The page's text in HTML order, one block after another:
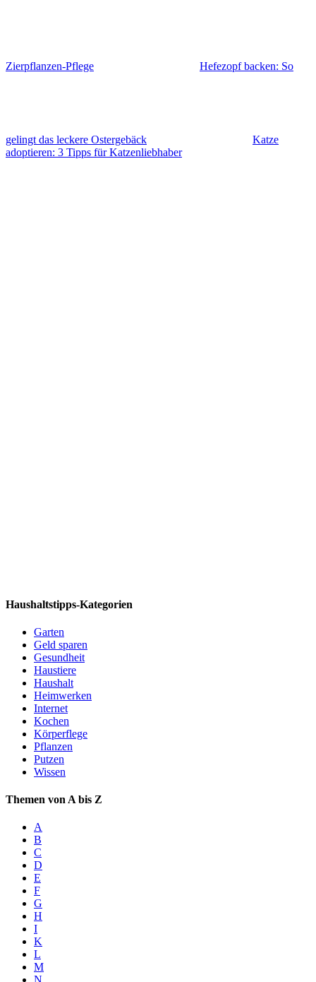
Zierpflanzen-Pflege Hefezopf backen: So
gelingt das leckere Ostergebäck
Katze
adoptieren: 3 Tipps für Katzenliebhaber
Haushaltstipps-Kategorien
Garten
Geld sparen
Gesundheit
Haustiere
Haushalt
Heimwerken
Internet
Kochen
Körperflege
Pflanzen
Putzen
Wissen
Themen von A bis Z
A
B
C
D
E
F
G
H
I
K
L
M